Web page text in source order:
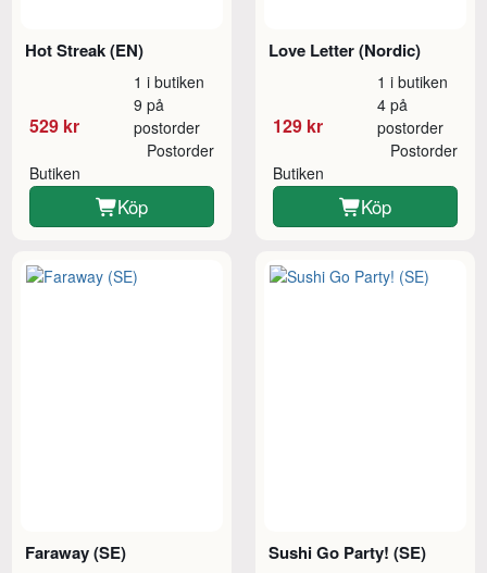
Hot Streak (EN)
529 kr
1 i butiken
9 på
postorder
Butiken
Postorder
Köp
Love Letter (Nordic)
129 kr
1 i butiken
4 på
postorder
Butiken
Postorder
Köp
Faraway (SE) Sushi Go Party! (SE)